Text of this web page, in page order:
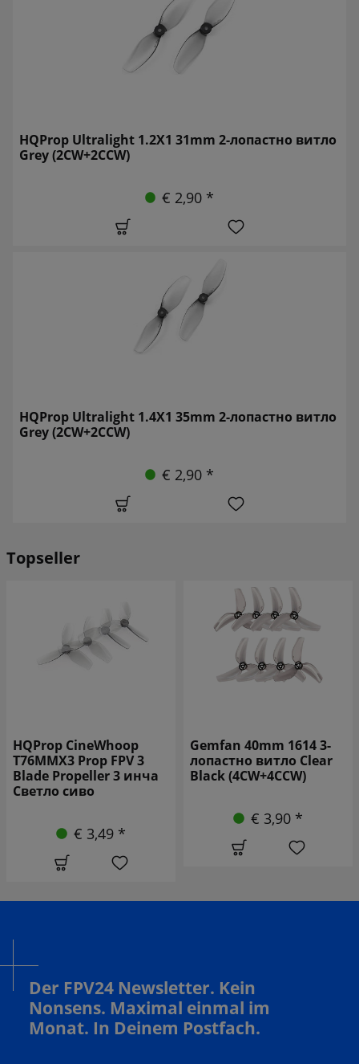
HQProp Ultralight 1.2X1 31mm 2-лопастно витло
Grey (2CW+2CCW)
€ 2,90 *
HQProp Ultralight 1.4X1 35mm 2-лопастно витло
Grey (2CW+2CCW)
€ 2,90 *
Topseller
Gemfan 40mm 1614 3-
лопастно витло Clear
Black (4CW+4CCW)
Gemfan 31mm 1219S-3
3-лопастно витло WK
Blue (4CW+4CCW)
€ 2,90 *
Der FPV24 Newsletter. Kein
Nonsens. Maximal einmal im
Monat. In Deinem Postfach.